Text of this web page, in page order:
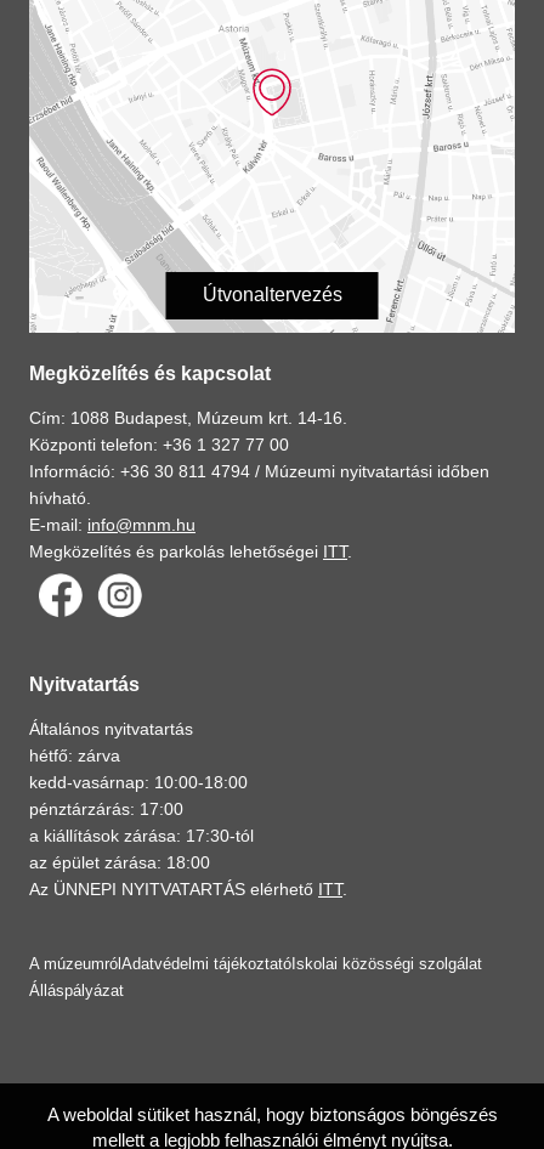
Útvonaltervezés
Megközelítés és kapcsolat
Cím: 1088 Budapest, Múzeum krt. 14-16.
Központi telefon: +36 1 327 77 00
Információ: +36 30 811 4794 / Múzeumi nyitvatartási időben
hívható.
E-mail: info@mnm.hu
Megközelítés és parkolás lehetőségei ITT.
Nyitvatartás
Általános nyitvatartás
hétfő: zárva
kedd-vasárnap: 10:00-18:00
pénztárzárás: 17:00
a kiállítások zárása: 17:30-tól
az épület zárása: 18:00
Az ÜNNEPI NYITVATARTÁS elérhető ITT.
A múzeumról Adatvédelmi tájékoztató Iskolai közösségi szolgálat
Álláspályázat
A weboldal sütiket használ, hogy biztonságos böngészés
mellett a legjobb felhasználói élményt nyújtsa.